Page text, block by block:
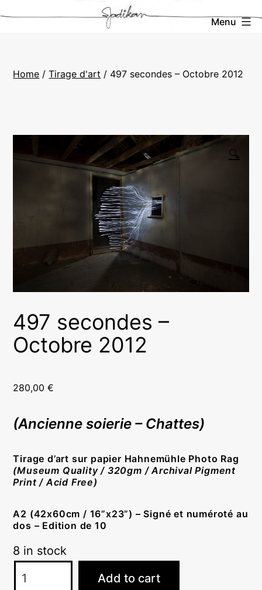
Jadikan
Menu
Home /Tirage d'art / 497 secondes – Octobre 2012
🔍
497 secondes –
Octobre 2012
280,00€
(Ancienne soierie – Chattes)
Tirage d’art sur papier Hahnemühle Photo Rag
(Museum Quality / 320gm / Archival Pigment
Print / Acid Free)
A2 (42x60cm / 16”x23”) –Signé et numéroté au
dos – Edition de 10
8 in stock
secondes
Add to cart